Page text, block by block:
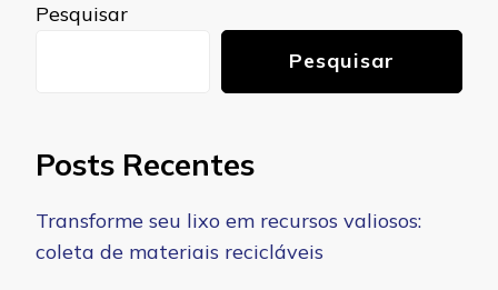
Pesquisar
Pesquisar
Posts Recentes
Transforme seu lixo em recursos valiosos:
coleta de materiais recicláveis